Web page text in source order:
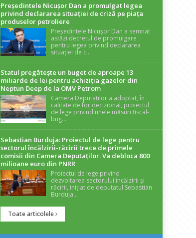
Președintele Nicuşor Dan a promulgat legea
privind declararea situaţiei de criză pe piaţa
produselor petroliere
Președintele Nicușor Dan a semnat
astăzi decretul de promulgare
pentru legea privind declararea
situației de c...
Statul pregătește un buget de aproape 13
miliarde de lei pentru achiziția gazelor din
Neptun Deep de la OMV Petrom
Camera Deputaților a adoptat, în
calitate de for decizional, proiectul
de lege privind unele măsuri fiscal-
bug...
Sebastian Burduja: Proiectul de lege pentru
sectorul încălzirii-răcirii trece de primele
comisii din Camera Deputaților. Va debloca 800
milioane euro din PNRR
Proiectul de lege privind
dezvoltarea sectorului încălzirii și
răcirii, inițiat de deputatul Sebastian
Burduja...
Toate articolele